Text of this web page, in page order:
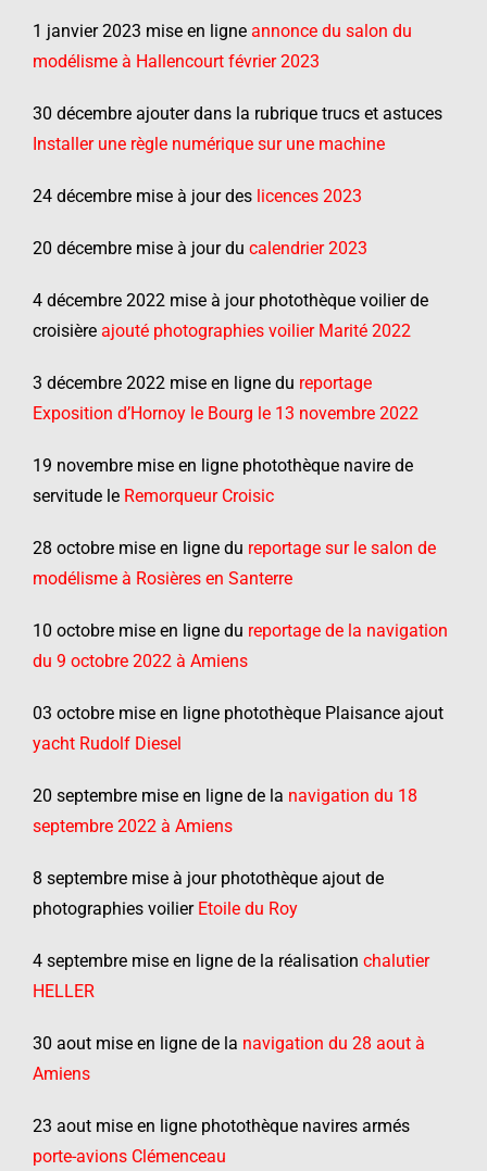
1 janvier 2023 mise en ligne annonce du salon du
modélisme à Hallencourt février 2023
30 décembre ajouter dans la rubrique trucs et astuces
Installer une règle numérique sur une machine
24 décembre mise à jour des licences 2023
20 décembre mise à jour du calendrier 2023
4 décembre 2022 mise à jour photothèque voilier de
croisière ajouté photographies voilier Marité 2022
3 décembre 2022 mise en ligne du reportage
Exposition d’Hornoy le Bourg le 13 novembre 2022
19 novembre mise en ligne photothèque navire de
servitude le Remorqueur Croisic
28 octobre mise en ligne du reportage sur le salon de
modélisme à Rosières en Santerre
10 octobre mise en ligne du reportage de la navigation
du 9 octobre 2022 à Amiens
03 octobre mise en ligne photothèque Plaisance ajout
yacht Rudolf Diesel
20 septembre mise en ligne de la navigation du 18
septembre 2022 à Amiens
8 septembre mise à jour photothèque ajout de
photographies voilier Etoile du Roy
4 septembre mise en ligne de la réalisation chalutier
HELLER
30 aout mise en ligne de la navigation du 28 aout à
Amiens
23 aout mise en ligne photothèque navires armés
porte-avions Clémenceau